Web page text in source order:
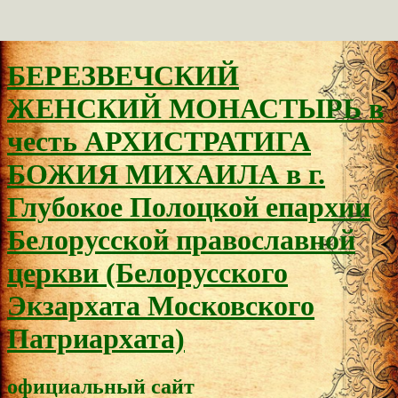
БЕРЕЗВЕЧСКИЙ
ЖЕНСКИЙ МОНАСТЫРЬ в
честь АРХИСТРАТИГА
БОЖИЯ МИХАИЛА в г.
Глубокое Полоцкой епархии
Белорусской православной
церкви (Белорусского
Экзархата Московского
Патриархата)
официальный сайт